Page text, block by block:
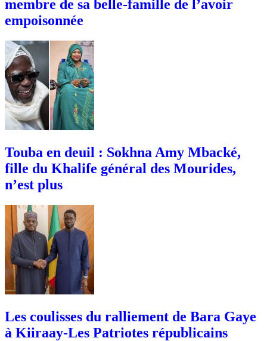
membre de sa belle-famille de l’avoir
empoisonnée
Touba en deuil : Sokhna Amy Mbacké,
fille du Khalife général des Mourides,
n’est plus
Les coulisses du ralliement de Bara Gaye
à Kiiraay-Les Patriotes républicains